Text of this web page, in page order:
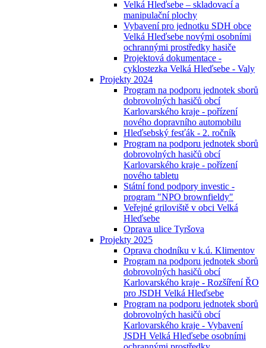
Velká Hleďsebe – skladovací a
manipulační plochy
Vybavení pro jednotku SDH obce
Velká Hleďsebe novými osobními
ochrannými prostředky hasiče
Projektová dokumentace -
cyklostezka Velká Hleďsebe - Valy
Projekty 2024
Program na podporu jednotek sborů
dobrovolných hasičů obcí
Karlovarského kraje - pořízení
nového dopravního automobilu
Hleďsebský fesťák - 2. ročník
Program na podporu jednotek sborů
dobrovolných hasičů obcí
Karlovarského kraje - pořízení
nového tabletu
Státní fond podpory investic -
program "NPO brownfieldy"
Veřejné griloviště v obci Velká
Hleďsebe
Oprava ulice Tyršova
Projekty 2025
Oprava chodníku v k.ú. Klimentov
Program na podporu jednotek sborů
dobrovolných hasičů obcí
Karlovarského kraje - Rozšíření ŘO
pro JSDH Velká Hleďsebe
Program na podporu jednotek sborů
dobrovolných hasičů obcí
Karlovarského kraje - Vybavení
JSDH Velká Hleďsebe osobními